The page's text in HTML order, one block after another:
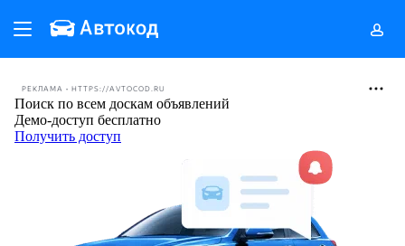
РЕКЛАМА • HTTPS://AVTOCOD.RU